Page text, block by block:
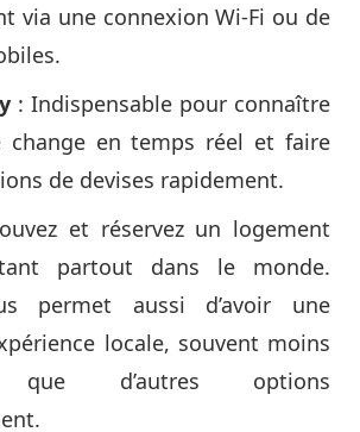
via une connexion Wi-Fi ou de
: Indispensable pour connaître
change en temps réel et faire
de devises rapidement.
et réservez un logement
partout dans le monde.
permet aussi d’avoir une
locale, souvent moins
que d’autres options